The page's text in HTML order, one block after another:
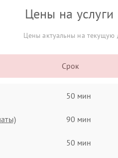
Цены на услуги
Цены актуальны на текущую
Срок
50 мин
90 мин
50 мин